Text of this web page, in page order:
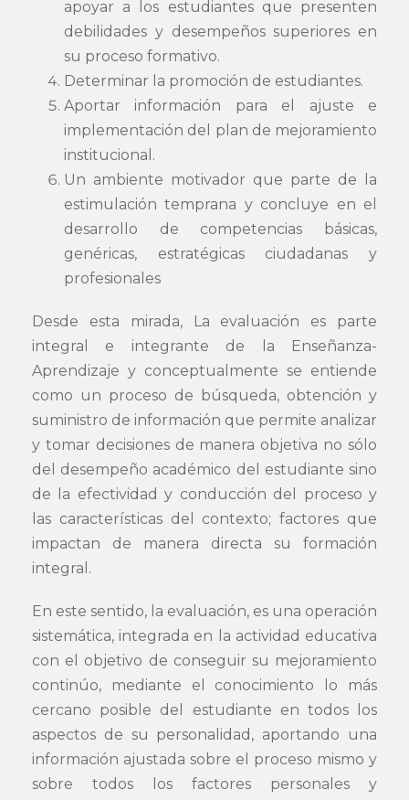
apoyar a los estudiantes que presenten
debilidades y desempeños superiores en
su proceso formativo.
Determinar la promoción de estudiantes.
Aportar información para el ajuste e
implementación del plan de mejoramiento
institucional.
Un ambiente motivador que parte de la
estimulación temprana y concluye en el
desarrollo de competencias básicas,
genéricas, estratégicas ciudadanas y
profesionales
Desde esta mirada, La evaluación es parte
integral e integrante de la Enseñanza-
Aprendizaje y conceptualmente se entiende
como un proceso de búsqueda, obtención y
suministro de información que permite analizar
y tomar decisiones de manera objetiva no sólo
del desempeño académico del estudiante sino
de la efectividad y conducción del proceso y
las características del contexto; factores que
impactan de manera directa su formación
integral.
En este sentido, la evaluación, es una operación
sistemática, integrada en la actividad educativa
con el objetivo de conseguir su mejoramiento
continúo, mediante el conocimiento lo más
cercano posible del estudiante en todos los
aspectos de su personalidad, aportando una
información ajustada sobre el proceso mismo y
sobre todos los factores personales y